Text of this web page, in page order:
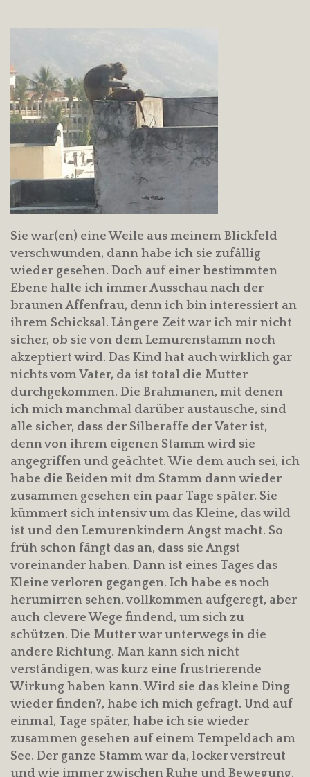
Sie war(en) eine Weile aus meinem Blickfeld
verschwunden, dann habe ich sie zufällig
wieder gesehen. Doch auf einer bestimmten
Ebene halte ich immer Ausschau nach der
braunen Affenfrau, denn ich bin interessiert an
ihrem Schicksal. Längere Zeit war ich mir nicht
sicher, ob sie von dem Lemurenstamm noch
akzeptiert wird. Das Kind hat auch wirklich gar
nichts vom Vater, da ist total die Mutter
durchgekommen. Die Brahmanen, mit denen
ich mich manchmal darüber austausche, sind
alle sicher, dass der Silberaffe der Vater ist,
denn von ihrem eigenen Stamm wird sie
angegriffen und geächtet. Wie dem auch sei, ich
habe die Beiden mit dm Stamm dann wieder
zusammen gesehen ein paar Tage später. Sie
kümmert sich intensiv um das Kleine, das wild
ist und den Lemurenkindern Angst macht. So
früh schon fängt das an, dass sie Angst
voreinander haben. Dann ist eines Tages das
Kleine verloren gegangen. Ich habe es noch
herumirren sehen, vollkommen aufgeregt, aber
auch clevere Wege findend, um sich zu
schützen. Die Mutter war unterwegs in die
andere Richtung. Man kann sich nicht
verständigen, was kurz eine frustrierende
Wirkung haben kann. Wird sie das kleine Ding
wieder finden?, habe ich mich gefragt. Und auf
einmal, Tage später, habe ich sie wieder
zusammen gesehen auf einem Tempeldach am
See. Der ganze Stamm war da, locker verstreut
und wie immer zwischen Ruhe und Bewegung.